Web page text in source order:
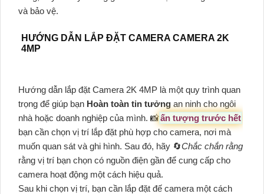
và bảo vệ.
HƯỚNG DẪN LẮP ĐẶT CAMERA CAMERA 2K
4MP
Hướng dẫn lắp đặt Camera 2K 4MP là một quy trình quan
trọng để giúp bạn Hoàn toàn tin tưởng an ninh cho ngôi
nhà hoặc doanh nghiệp của mình. 📸ấn tượng trước hết
bạn cần chọn vị trí lắp đặt phù hợp cho camera, nơi mà
muốn quan sát và ghi hình. Sau đó, hãy 🔄Chắc chắn rằng
rằng vị trí bạn chọn có nguồn điện gần để cung cấp cho
camera hoạt động một cách hiệu quả.
Sau khi chọn vị trí, bạn cần lắp đặt đế camera một cách